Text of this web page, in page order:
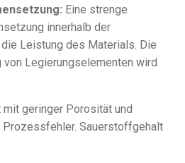
Eine strenge
innerhalb der
Leistung des Materials. Die
Legierungselementen wird
mit geringer Porosität und
Prozessfehler. Sauerstoffgehalt